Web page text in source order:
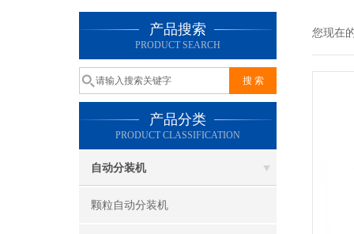
产品搜索
PRODUCT SEARCH
产品分类
PRODUCT CLASSIFICATION
自动分装机
颗粒自动分装机
您现在